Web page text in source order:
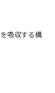
吸収する構